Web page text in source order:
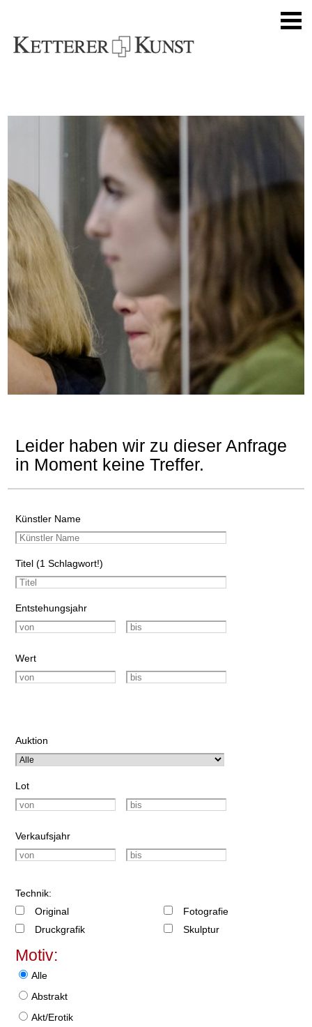
Leider haben wir zu dieser Anfrage
in Moment keine Treffer.
Künstler Name
Titel (1 Schlagwort!)
Entstehungsjahr
Wert
Auktion
Lot
Verkaufsjahr
Technik:
Original
Druckgrafik
Fotografie
Skulptur
Motiv:
Alle
Abstrakt
Akt/Erotik